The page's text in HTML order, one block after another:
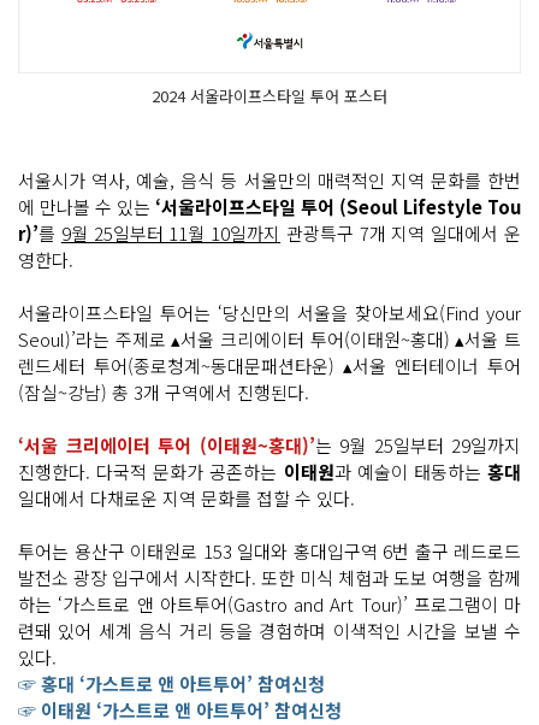
2024 서울라이프스타일 투어 포스터
서울시가 역사, 예술, 음식 등 서울만의 매력적인 지역 문화를 한번
에 만나볼 수 있는 ‘서울라이프스타일 투어 (Seoul Lifestyle Tou
r)’를 9월 25일부터 11월 10일까지 관광특구 7개 지역 일대에서 운
영한다.
서울라이프스타일 투어는 ‘당신만의 서울을 찾아보세요(Find your
Seoul)’라는 주제로 ▴서울 크리에이터 투어(이태원~홍대) ▴서울 트
렌드세터 투어(종로청계~동대문패션타운) ▴서울 엔터테이너 투어
(잠실~강남) 총 3개 구역에서 진행된다.
‘서울 크리에이터 투어 (이태원~홍대)’는 9월 25일부터 29일까지
진행한다. 다국적 문화가 공존하는 이태원과 예술이 태동하는홍대
일대에서 다채로운 지역 문화를 접할 수 있다.
투어는 용산구 이태원로 153 일대와 홍대입구역 6번 출구 레드로드
발전소 광장 입구에서 시작한다. 또한 미식 체험과 도보 여행을 함께
하는 ‘가스트로 앤 아트투어(Gastro and Art Tour)’ 프로그램이 마
련돼 있어 세계 음식 거리 등을 경험하며 이색적인 시간을 보낼 수
있다.
☞ 홍대 ‘가스트로 앤 아트투어’ 참여신청
☞ 이태원 ‘가스트로 앤 아트투어’ 참여신청